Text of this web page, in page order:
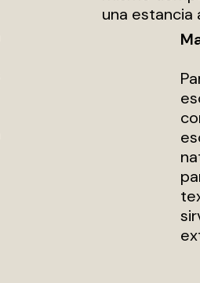
una estancia